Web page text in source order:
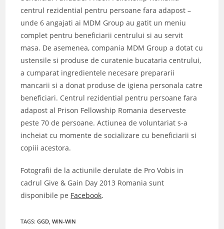
centrul rezidential pentru persoane fara adapost –
unde 6 angajati ai MDM Group au gatit un meniu
complet pentru beneficiarii centrului si au servit
masa. De asemenea, compania MDM Group a dotat cu
ustensile si produse de curatenie bucataria centrului,
a cumparat ingredientele necesare prepararii
mancarii si a donat produse de igiena personala catre
beneficiari. Centrul rezidential pentru persoane fara
adapost al Prison Fellowship Romania deserveste
peste 70 de persoane. Actiunea de voluntariat s-a
incheiat cu momente de socializare cu beneficiarii si
copiii acestora.
Fotografii de la actiunile derulate de Pro Vobis in
cadrul Give & Gain Day 2013 Romania sunt
disponibile pe Facebook.
TAGS:GGD, WIN-WIN